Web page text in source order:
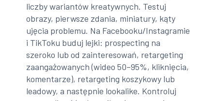
liczby wariantów kreatywnych. Testuj
obrazy, pierwsze zdania, miniatury, kąty
ujęcia problemu. Na Facebooku/Instagramie
i TikToku buduj lejki: prospecting na
szeroko lub od zainteresowań, retargeting
zaangażowanych (wideo 50–95%, kliknięcia,
komentarze), retargeting koszykowy lub
leadowy, a następnie lookalike. Kontroluj